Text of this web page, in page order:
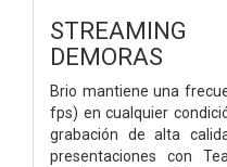
DEMORAS
Brio mantiene una
fps) en cualquier
grabación de alta
presentaciones con